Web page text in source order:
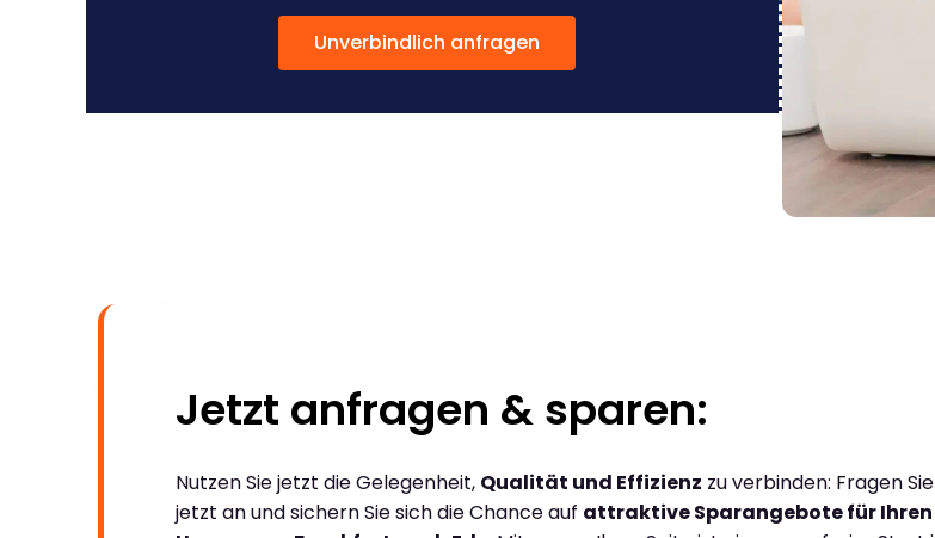
Unverbindlich anfragen
Jetzt anfragen & sparen:
Nutzen Sie jetzt die Gelegenheit, Qualität und Effizienz zu verbinden: Fragen Sie
jetzt an und sichern Sie sich die Chance auf attraktive Sparangebote für Ihren